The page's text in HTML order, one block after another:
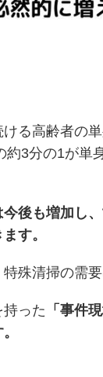
る高齢者の
3分の1が単
後も増加し
す。
殊清掃の需
った
「事件